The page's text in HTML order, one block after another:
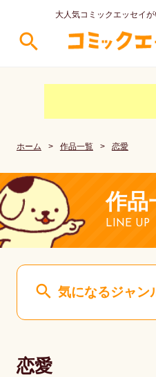
大人気コミックエッセイ
search
ホーム > 作品一覧 > 恋愛
作品
LINE UP
search 気になるジャン
恋愛